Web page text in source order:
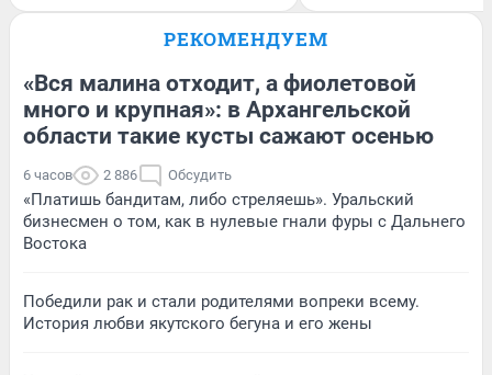
РЕКОМЕНДУЕМ
«Вся малина отходит, а фиолетовой
много и крупная»: в Архангельской
области такие кусты сажают осенью
6 часов 2 886 Обсудить
«Платишь бандитам, либо стреляешь». Уральский
бизнесмен о том, как в нулевые гнали фуры с Дальнего
Востока
Победили рак и стали родителями вопреки всему.
История любви якутского бегуна и его жены